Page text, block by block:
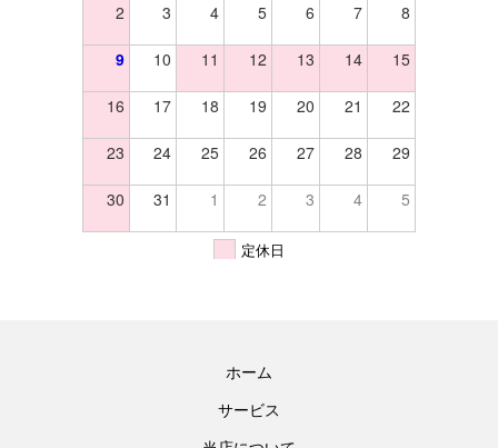
2 3 4 5 6 7 8
9 10 11 12 13 14 15
16 17 18 19 20 21 22
23 24 25 26 27 28 29
30 31 1 2 3 4 5
定休日
ホーム
サービス